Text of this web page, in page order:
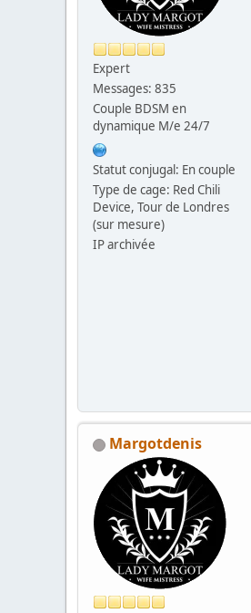
Expert
Messages: 835
Couple BDSM en
dynamique M/e 24/7
Statut conjugal: En couple
Type de cage: Red Chili
Device, Tour de Londres
(sur mesure)
IP archivée
Margotdenis